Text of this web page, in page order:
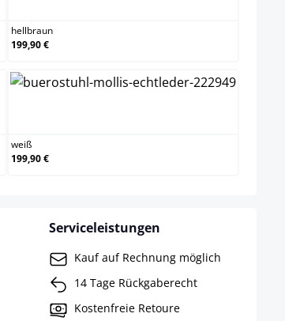
hellbraun
199,90 €
weiß
199,90 €
Serviceleistungen
Kauf auf Rechnung möglich
14 Tage Rückgaberecht
Kostenfreie Retoure